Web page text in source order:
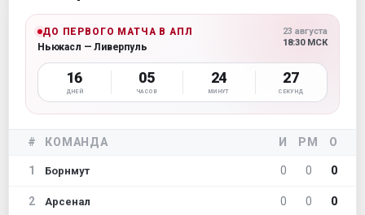
ДО ПЕРВОГО МАТЧА В АПЛ
Ньюкасл — Ливерпуль
23 августа
18:30 МСК
16
ДНЕЙ
05
ЧАСОВ
24
МИНУТ
25
СЕКУНД
# КОМАНДА И РМ О
1 Борнмут 0 0 0
2 Арсенал 0 0 0